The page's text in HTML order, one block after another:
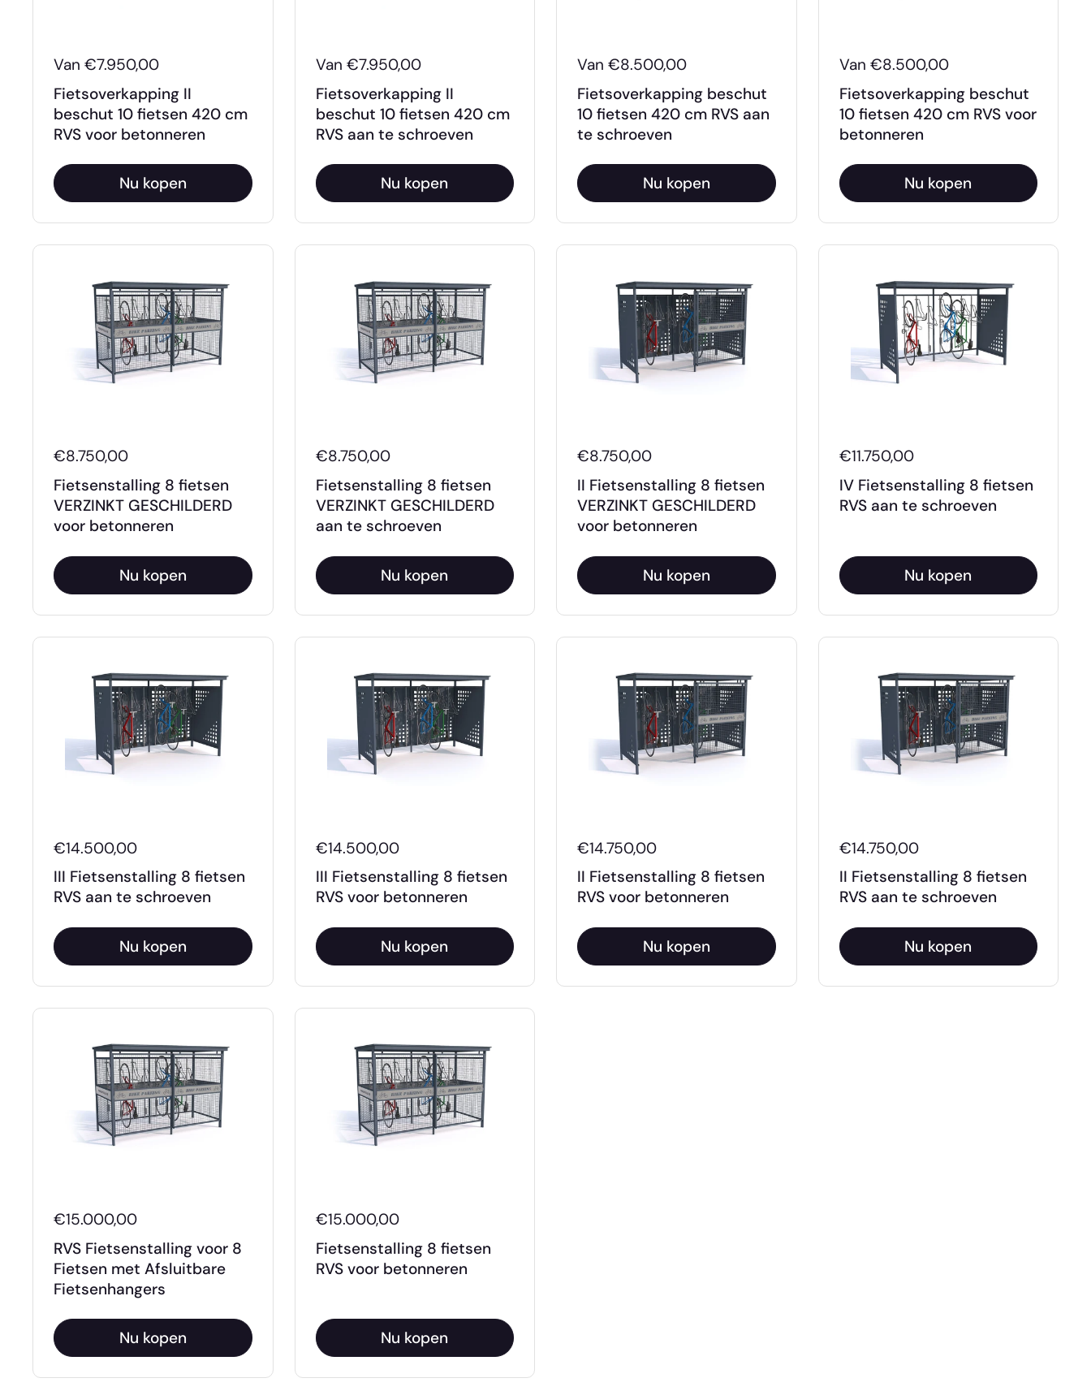
Van €7.950,00
Fietsoverkapping II
beschut 10 fietsen 420 cm
RVS voor betonneren
Nu kopen
Van €7.950,00
Fietsoverkapping II
beschut 10 fietsen 420 cm
RVS aan te schroeven
Nu kopen
Van €8.500,00
Fietsoverkapping beschut
10 fietsen 420 cm RVS aan
te schroeven
Nu kopen
Van €8.500,00
Fietsoverkapping beschut
10 fietsen 420 cm RVS voor
betonneren
Nu kopen
€8.750,00
Fietsenstalling 8 fietsen
VERZINKT GESCHILDERD
voor betonneren
Nu kopen
€8.750,00
Fietsenstalling 8 fietsen
VERZINKT GESCHILDERD
aan te schroeven
Nu kopen
€8.750,00
II Fietsenstalling 8 fietsen
VERZINKT GESCHILDERD
voor betonneren
Nu kopen
€11.750,00
IV Fietsenstalling 8 fietsen
RVS aan te schroeven
Nu kopen
€14.500,00
III Fietsenstalling 8 fietsen
RVS aan te schroeven
Nu kopen
€14.500,00
III Fietsenstalling 8 fietsen
RVS voor betonneren
Nu kopen
€14.750,00
II Fietsenstalling 8 fietsen
RVS voor betonneren
Nu kopen
€14.750,00
II Fietsenstalling 8 fietsen
RVS aan te schroeven
Nu kopen
€15.000,00
RVS Fietsenstalling voor 8
Fietsen met Afsluitbare
Fietsenhangers
Nu kopen
€15.000,00
Fietsenstalling 8 fietsen
RVS voor betonneren
Nu kopen